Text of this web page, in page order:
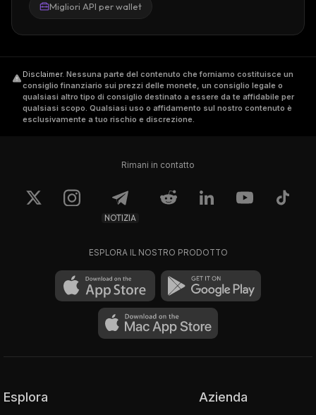
Migliori API per wallet
Disclaimer. Nessuna parte del contenuto che forniamo costituisce un
consiglio finanziario sui prezzi delle monete, un consiglio legale o
qualsiasi altro tipo di consiglio destinato a essere da te affidabile per
qualsiasi scopo. Qualsiasi uso o affidamento sul nostro contenuto è
esclusivamente a tuo rischio e discrezione.
Rimani in contatto
NOTIZIA
ESPLORA IL NOSTRO PRODOTTO
Esplora Azienda